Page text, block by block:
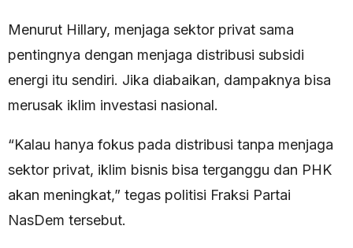
Menurut Hillary, menjaga sektor privat sama
pentingnya dengan menjaga distribusi subsidi
energi itu sendiri. Jika diabaikan, dampaknya bisa
merusak iklim investasi nasional.
“Kalau hanya fokus pada distribusi tanpa menjaga
sektor privat, iklim bisnis bisa terganggu dan PHK
akan meningkat,” tegas politisi Fraksi Partai
NasDem tersebut.